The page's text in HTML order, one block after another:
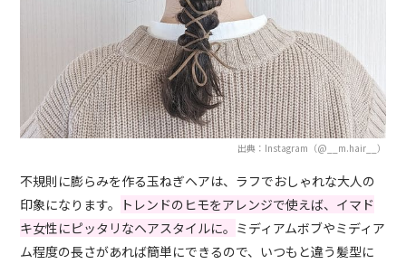
出典：Instagram（@__m.hair__）
不規則に膨らみを作る玉ねぎヘアは、ラフでおしゃれな大人の
印象になります。
トレンドのヒモをアレンジで使えば、イマド
キ女性にピッタリなヘアスタイルに。 ミディアムボブやミディア
ム程度の長さがあれば簡単にできるので、いつもと違う髪型に